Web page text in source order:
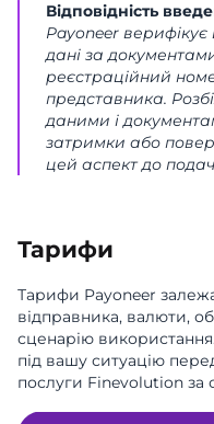
Відповідність
Payoneer верифікує
дані за
реєстраційний
представника.
даними і
затримки або
цей аспект до
Тарифи
Тарифи Payoneer
відправника, валюти,
сценарію
під вашу ситуацію
послуги Finevolution за